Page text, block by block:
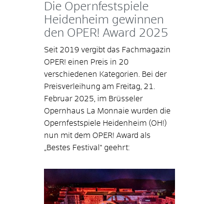
Die Opernfestspiele
Heidenheim gewinnen
den OPER! Award 2025
Seit 2019 vergibt das Fachmagazin
OPER! einen Preis in 20
verschiedenen Kategorien. Bei der
Preisverleihung am Freitag, 21.
Februar 2025, im Brüsseler
Opernhaus La Monnaie wurden die
Opernfestspiele Heidenheim (OH!)
nun mit dem OPER! Award als
„Bestes Festival“ geehrt: